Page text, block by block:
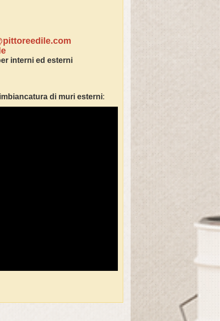
interni ed esterni
atura di muri esterni: